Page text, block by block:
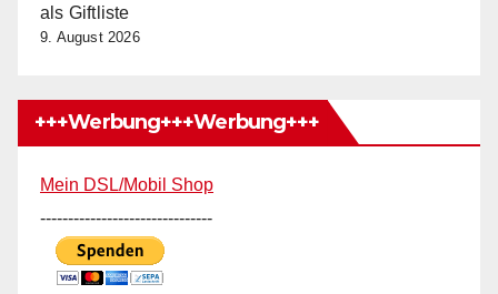
als Giftliste
9. August 2026
+++Werbung+++Werbung+++
Mein DSL/Mobil Shop
-------------------------------